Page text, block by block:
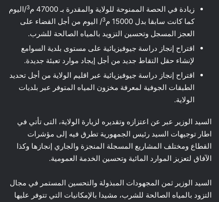
زيادة في الحصة الممنوحة للولاية والمقدرة بـ 47000 م 3/اليوم
كما كانت سابقا بدل 15000 م
3/ اليوم من أجل القضاء على
العجز المسجل وتحسين التزويد بالمياه الصالحة للشرب.
اقتراح إنجاز دراسة جيوفيزيائية على مستوى بلدية السوامع
لإنشاء حقل التقاط جديد من أجل إيجاد موارد تعبئة جديدة.
اقتراح إنجاز دراسة جيوفيزيائية عبر اقليم الولاية من أجل تحديد
الطبقات الجوفية لمعرفة مخزون المياه المتوفر عبر بلديات
الولاية.
السيد الوزير عبر عن اعتزازه وتقديره لزيارة الولاية، التى تأتي في
اطار توجيهات السيد رئيس الجمهورية تطرق فيه إلى مؤشرات
القطاع ومختلف المشاريع المسجلة المنجزة والجاري إنجازها وكذا
الآفاق لتعزيز الموارد المائية وتحسين الخدمة العمومية.
السيد الوزير ثمن المجهودات المبذولة والتحسين المستمر في مجال
التزود بالمياه الصالحة للشرب، مشيدا بالإمكانيات التي تتوفر عليها